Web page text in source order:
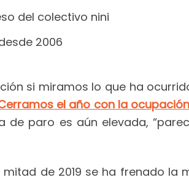
del colectivo nini
2006
si miramos lo que ha
el año con la
de paro es aún elevada,
de 2019 se ha frenado la